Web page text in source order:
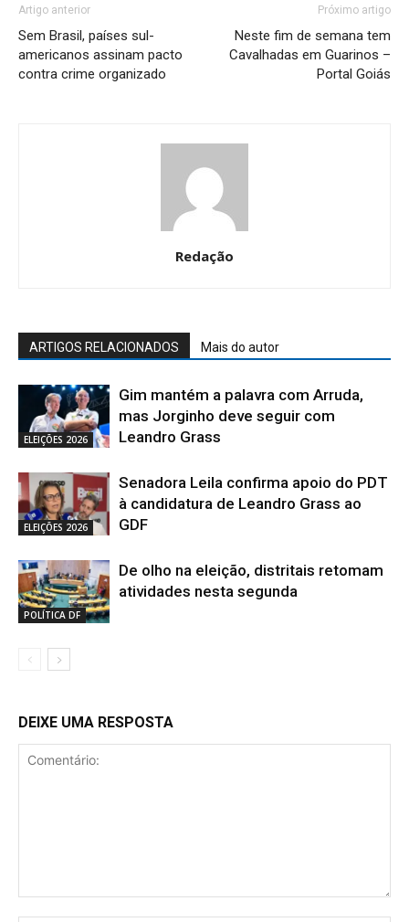
Artigo anterior
Sem Brasil, países sul-
americanos assinam pacto
contra crime organizado
Próximo artigo
Neste fim de semana tem
Cavalhadas em Guarinos –
Portal Goiás
Redação
ARTIGOS RELACIONADOS Mais do autor
ELEIÇÕES 2026
Gim mantém a palavra com Arruda,
mas Jorginho deve seguir com
Leandro Grass
ELEIÇÕES 2026
Senadora Leila confirma apoio do PDT
à candidatura de Leandro Grass ao
GDF
POLÍTICA DF
De olho na eleição, distritais retomam
atividades nesta segunda
DEIXE UMA RESPOSTA